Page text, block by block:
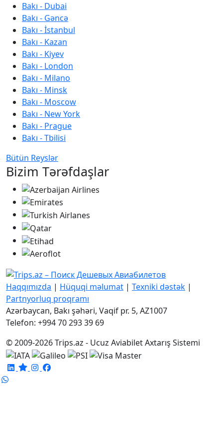
Bakı - Dubai
Bakı - Gəncə
Bakı - İstanbul
Bakı - Kazan
Bakı - Kiyev
Bakı - London
Bakı - Milano
Bakı - Minsk
Bakı - Moscow
Bakı - New York
Bakı - Prague
Bakı - Tbilisi
Bütün Reyslər
Bizim Tərəfdaşlar
Haqqımızda | Hüquqi məlumat | Texniki dəstək |
Partnyorluq proqramı
Azərbaycan, Bakı şəhəri, Vaqif pr. 5, AZ1007
Telefon: +994 70 293 39 69
© 2009-2026 Trips.az - Ucuz Aviabilet Axtarış Sistemi